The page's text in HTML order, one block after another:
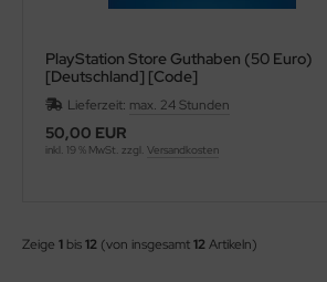
PlayStation Store Guthaben (50 Euro)
[Deutschland] [Code]
Lieferzeit: max. 24 Stunden
50,00 EUR
inkl. 19 % MwSt. zzgl. Versandkosten
Zeige 1 bis12 (von insgesamt12Artikeln)